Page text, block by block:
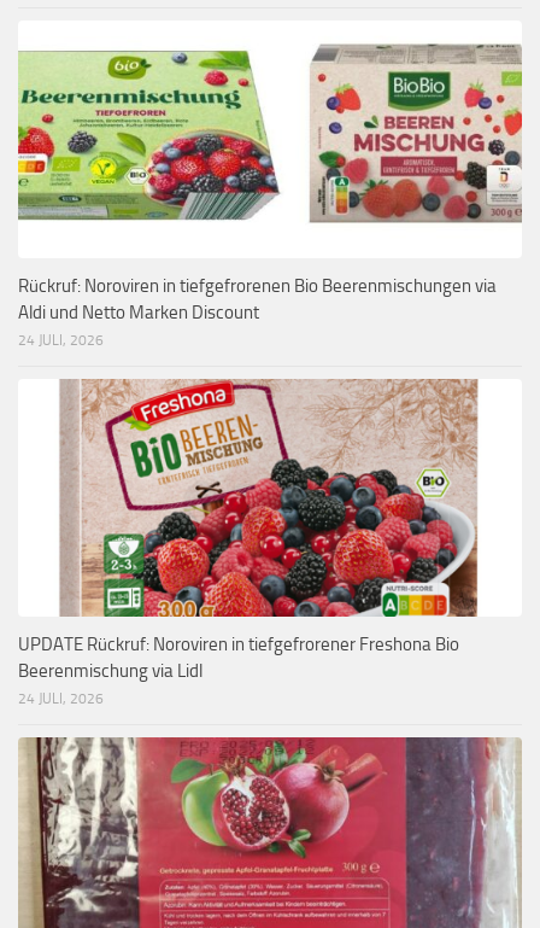
Rückruf: Noroviren in tiefgefrorenen Bio Beerenmischungen via
Aldi und Netto Marken Discount
24 JULI, 2026
UPDATE Rückruf: Noroviren in tiefgefrorener Freshona Bio
Beerenmischung via Lidl
24 JULI, 2026